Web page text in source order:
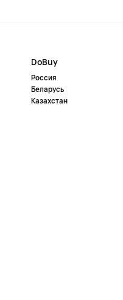
DoBuy
Россия
Беларусь
Казахстан